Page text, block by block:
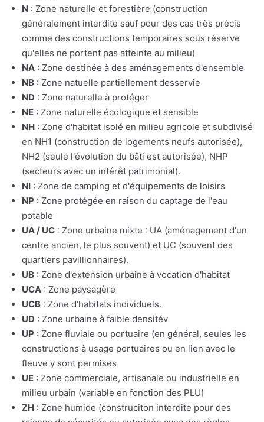
N : Zone naturelle et forestière (construction
généralement interdite sauf pour des cas très précis
comme des constructions temporaires sous réserve
qu'elles ne portent pas atteinte au milieu)
NA : Zone destinée à des aménagements d'ensemble
NB : Zone natuelle partiellement desservie
ND : Zone naturelle à protéger
NE : Zone naturelle écologique et sensible
NH : Zone d'habitat isolé en milieu agricole et subdivisé
en NH1 (construction de logements neufs autorisée),
NH2 (seule l'évolution du bâti est autorisée), NHP
(secteurs avec un intérêt patrimonial).
NI : Zone de camping et d'équipements de loisirs
NP : Zone protégée en raison du captage de l'eau
potable
UA / UC : Zone urbaine mixte : UA (aménagement d'un
centre ancien, le plus souvent) et UC (souvent des
quartiers pavillionnaires).
UB : Zone d'extension urbaine à vocation d'habitat
UCA : Zone paysagère
UCB : Zone d'habitats individuels.
UD : Zone urbaine à faible densitév
UP : Zone fluviale ou portuaire (en général, seules les
constructions à usage portuaires ou en lien avec le
fleuve y sont permises
UE : Zone commerciale, artisanale ou industrielle en
milieu urbain (variable en fonction des PLU)
ZH : Zone humide (construciton interdite pour des